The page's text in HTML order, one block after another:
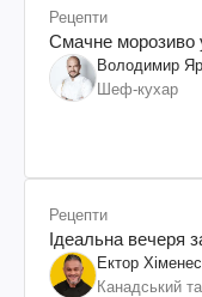
Рецепти
Смачне морозиво
Володимир
Шеф-кухар
Рецепти
Ідеальна вечеря
Ектор
Канадський